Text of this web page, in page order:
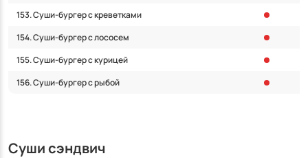
153. Суши-бургер с креветками
154. Суши-бургер с лососем
155. Суши-бургер с курицей
156. Суши-бургер с рыбой
Суши сэндвич